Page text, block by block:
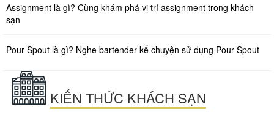
Assignment là gì? Cùng khám phá vị trí assignment trong khách
sạn
Pour Spout là gì? Nghe bartender kể chuyện sử dụng Pour Spout
KIẾN THỨC KHÁCH SẠN